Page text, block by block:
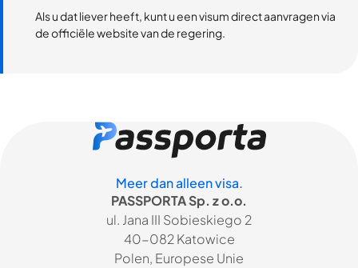
Als u dat liever heeft, kunt u een visum direct aanvragen via
de officiële website van de regering.
Meer dan alleen visa.
PASSPORTA Sp. z o.o.
ul. Jana III Sobieskiego 2
40-082 Katowice
Polen, Europese Unie